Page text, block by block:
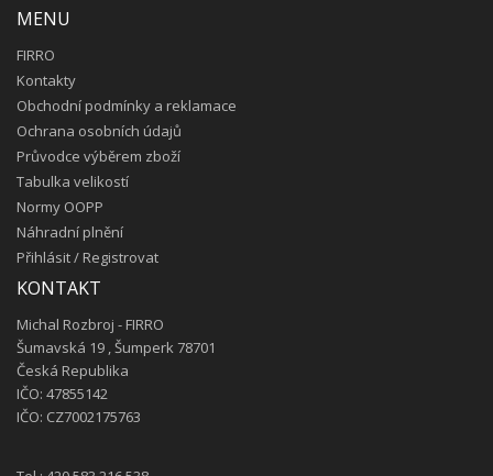
MENU
FIRRO
Kontakty
Obchodní podmínky a reklamace
Ochrana osobních údajů
Průvodce výběrem zboží
Tabulka velikostí
Normy OOPP
Náhradní plnění
Přihlásit/ Registrovat
KONTAKT
Michal Rozbroj - FIRRO
Šumavská 19 , Šumperk 78701
Česká Republika
IČO: 47855142
IČO: CZ7002175763